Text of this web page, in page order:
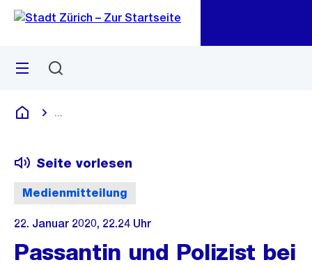
Navigation
Sprunglink
Menü
Deutsch
Medienmitteilung
Seite vorlesen
22. Januar 2020, 22.24 Uhr
Passantin und Polizist bei